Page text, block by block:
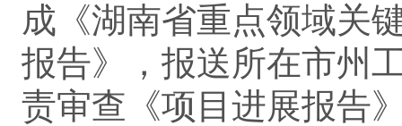
成《湖南省重点领域关
报告》，报送所在市州
责审查《项目进展报告